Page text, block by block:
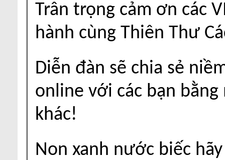
Trân trọng cảm ơn các
hành cùng Thiên Thư
Diễn đàn sẽ chia sẻ
online với các bạn
khác!
Non xanh nước biếc